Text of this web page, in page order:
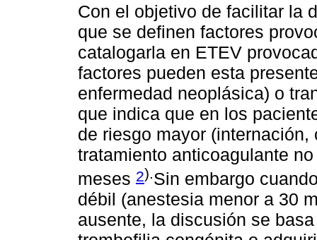
Con el objetivo de facilitar la
que se definen factores
catalogarla en ETEV
factores pueden esta
enfermedad neoplásica) o
que indica que en los
de riesgo mayor
tratamiento anticoagulante
meses 2).Sin embargo
débil (anestesia menor a 30
ausente, la discusión se